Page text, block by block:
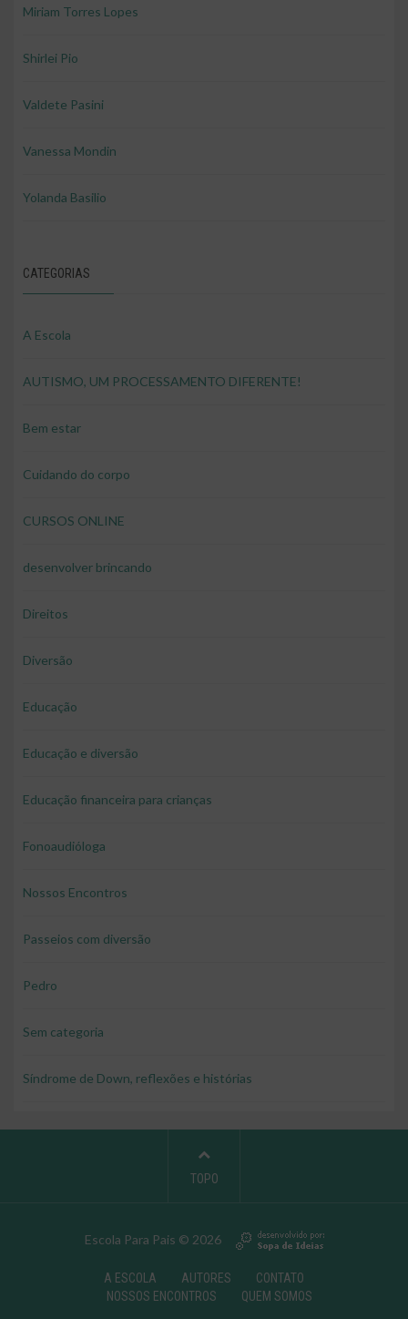
Miriam Torres Lopes
Shirlei Pio
Valdete Pasini
Vanessa Mondin
Yolanda Basilio
CATEGORIAS
A Escola
AUTISMO, UM PROCESSAMENTO DIFERENTE!
Bem estar
Cuidando do corpo
CURSOS ONLINE
desenvolver brincando
Direitos
Diversão
Educação
Educação e diversão
Educação financeira para crianças
Fonoaudióloga
Nossos Encontros
Passeios com diversão
Pedro
Sem categoria
Síndrome de Down, reflexões e histórias
Escola Para Pais © 2026
A ESCOLA AUTORES
CONTATO
NOSSOS ENCONTROS
QUEM SOMOS
TOPO